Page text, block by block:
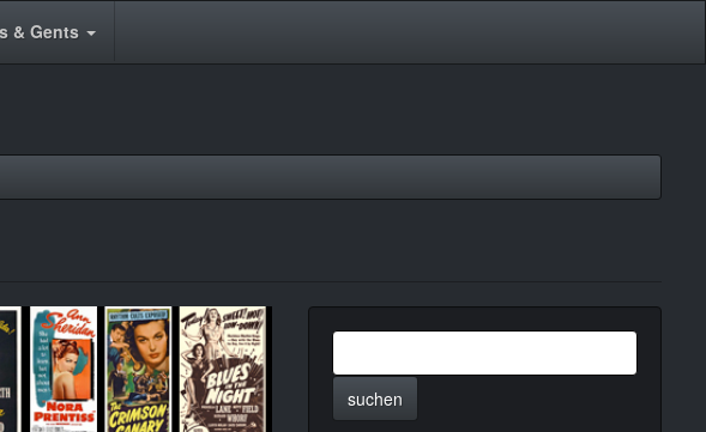
& Gents
suchen